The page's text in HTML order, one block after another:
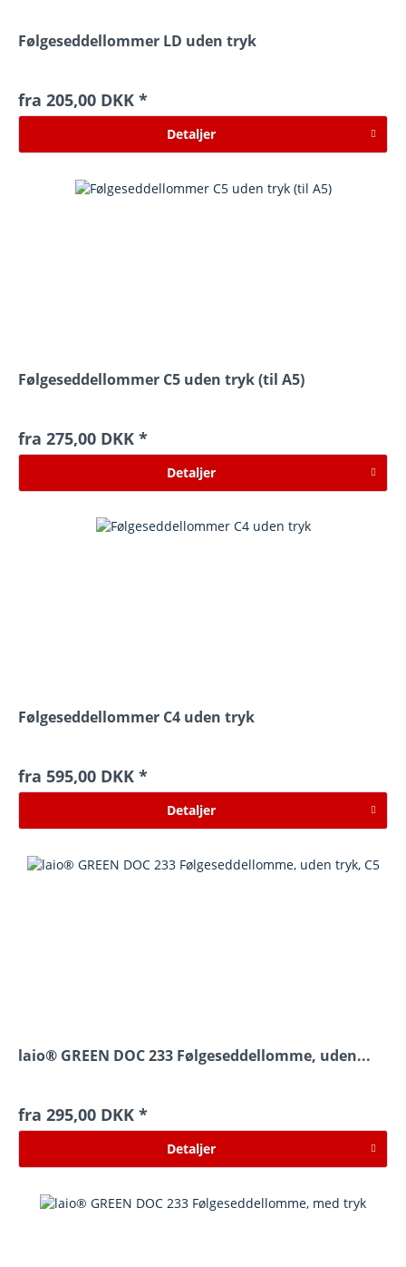
Følgeseddellommer LD uden tryk
fra 205,00 DKK *
Detaljer
Følgeseddellommer C5 uden tryk (til A5)
fra 275,00 DKK *
Detaljer
Følgeseddellommer C4 uden tryk
fra 595,00 DKK *
Detaljer
laio® GREEN DOC 233 Følgeseddellomme, uden...
fra 295,00 DKK *
Detaljer